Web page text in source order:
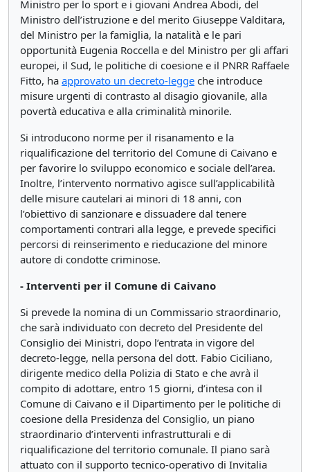
Ministro per lo sport e i giovani Andrea Abodi, del
Ministro dell’istruzione e del merito Giuseppe Valditara,
del Ministro per la famiglia, la natalità e le pari
opportunità Eugenia Roccella e del Ministro per gli affari
europei, il Sud, le politiche di coesione e il PNRR Raffaele
Fitto, ha approvato un decreto-legge che introduce
misure urgenti di contrasto al disagio giovanile, alla
povertà educativa e alla criminalità minorile.
Si introducono norme per il risanamento e la
riqualificazione del territorio del Comune di Caivano e
per favorire lo sviluppo economico e sociale dell’area.
Inoltre, l’intervento normativo agisce sull’applicabilità
delle misure cautelari ai minori di 18 anni, con
l’obiettivo di sanzionare e dissuadere dal tenere
comportamenti contrari alla legge, e prevede specifici
percorsi di reinserimento e rieducazione del minore
autore di condotte criminose.
- Interventi per il Comune di Caivano
Si prevede la nomina di un Commissario straordinario,
che sarà individuato con decreto del Presidente del
Consiglio dei Ministri, dopo l’entrata in vigore del
decreto-legge, nella persona del dott. Fabio Ciciliano,
dirigente medico della Polizia di Stato e che avrà il
compito di adottare, entro 15 giorni, d’intesa con il
Comune di Caivano e il Dipartimento per le politiche di
coesione della Presidenza del Consiglio, un piano
straordinario d’interventi infrastrutturali e di
riqualificazione del territorio comunale. Il piano sarà
attuato con il supporto tecnico-operativo di Invitalia